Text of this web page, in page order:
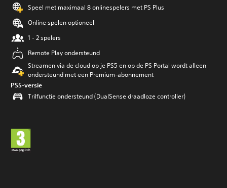
Speel met maximaal 8 onlinespelers met PS Plus
Online spelen optioneel
1 - 2 spelers
Remote Play ondersteund
Streamen via de cloud op je PS5 en op de PS Portal wordt alleen
ondersteund met een Premium-abonnement
PS5-versie
Trilfunctie ondersteund (DualSense draadloze controller)